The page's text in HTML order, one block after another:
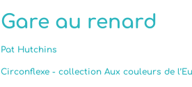
Gare au renard
Pat Hutchins
Circonflexe - collection Aux couleurs de